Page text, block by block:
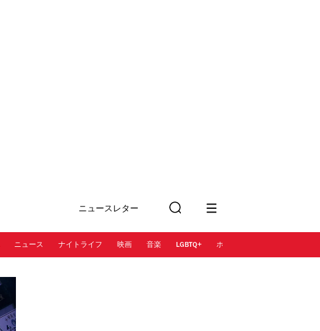
ニュースレター
に登録
索
ニュース ナイトライフ 映画 音楽 LGBTQ+ ホテル